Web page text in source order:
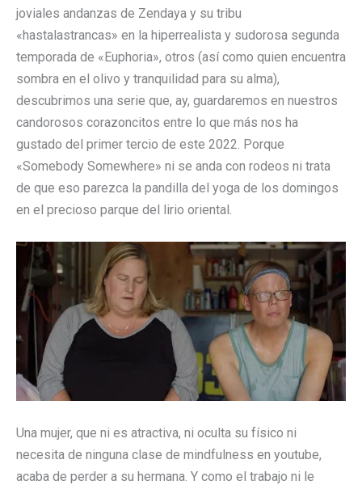
joviales andanzas de Zendaya y su tribu
«hastalastrancas» en la hiperrealista y sudorosa segunda
temporada de «Euphoria», otros (así como quien encuentra
sombra en el olivo y tranquilidad para su alma),
descubrimos una serie que, ay, guardaremos en nuestros
candorosos corazoncitos entre lo que más nos ha
gustado del primer tercio de este 2022. Porque
«Somebody Somewhere» ni se anda con rodeos ni trata
de que eso parezca la pandilla del yoga de los domingos
en el precioso parque del lirio oriental.
Una mujer, que ni es atractiva, ni oculta su físico ni
necesita de ninguna clase de mindfulness en youtube,
acaba de perder a su hermana. Y como el trabajo ni le